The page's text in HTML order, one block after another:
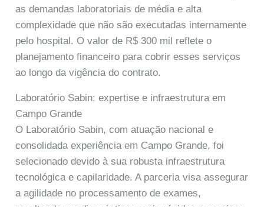
as demandas laboratoriais de média e alta
complexidade que não são executadas internamente
pelo hospital. O valor de R$ 300 mil reflete o
planejamento financeiro para cobrir esses serviços
ao longo da vigência do contrato.
Laboratório Sabin: expertise e infraestrutura em
Campo Grande
O Laboratório Sabin, com atuação nacional e
consolidada experiência em Campo Grande, foi
selecionado devido à sua robusta infraestrutura
tecnológica e capilaridade. A parceria visa assegurar
a agilidade no processamento de exames,